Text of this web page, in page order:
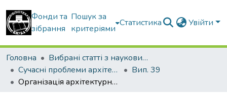
Фонди та
зібрання
Пошук за
критеріями
Статистика Увійти
Головна
Вибрані статті з наукових збірників КНУБА
Сучасні проблеми архітектури та містобудування
Вип. 39
Організація архітектурного средовища арт-центрів